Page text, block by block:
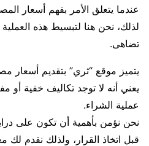
عندما يتعلق الأمر بفهم أسعار
لذلك، نحن هنا لتبسيط هذه
تضاهى.
يتميز موقع “ثري” بتقديم أسعار
يعني أنه لا توجد تكاليف خفية أو
عملية الشراء.
نحن نؤمن بأهمية أن تكون على
قبل اتخاذ القرار، ولذلك نقدم لك